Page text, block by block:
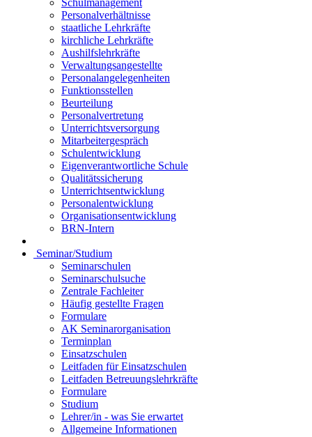
Schulmanagement
Personalverhältnisse
staatliche Lehrkräfte
kirchliche Lehrkräfte
Aushilfslehrkräfte
Verwaltungsangestellte
Personalangelegenheiten
Funktionsstellen
Beurteilung
Personalvertretung
Unterrichtsversorgung
Mitarbeitergespräch
Schulentwicklung
Eigenverantwortliche Schule
Qualitätssicherung
Unterrichtsentwicklung
Personalentwicklung
Organisationsentwicklung
BRN-Intern
Seminar/Studium
Seminarschulen
Seminarschulsuche
Zentrale Fachleiter
Häufig gestellte Fragen
Formulare
AK Seminarorganisation
Terminplan
Einsatzschulen
Leitfaden für Einsatzschulen
Leitfaden Betreuungslehrkräfte
Formulare
Studium
Lehrer/in - was Sie erwartet
Allgemeine Informationen